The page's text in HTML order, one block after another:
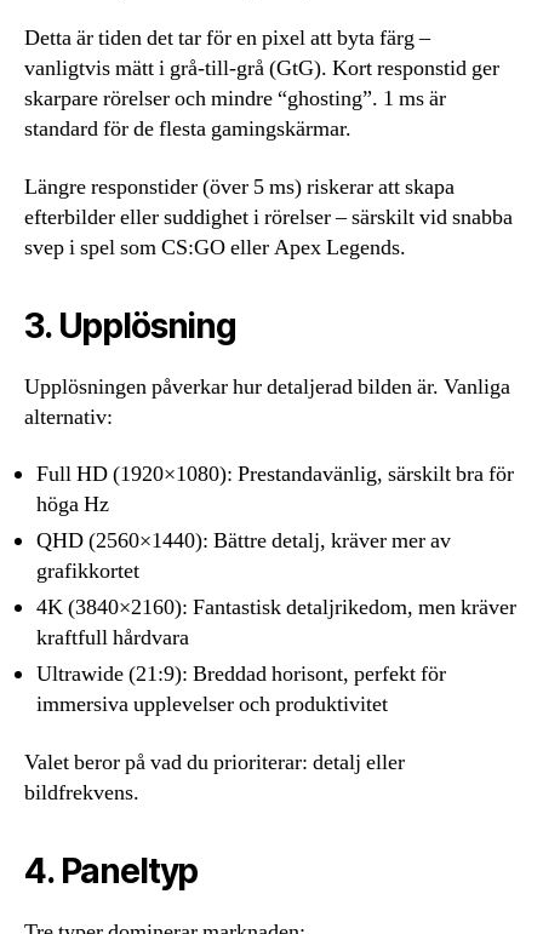
Detta är tiden det tar för en pixel att byta färg –
vanligtvis mätt i grå-till-grå (GtG). Kort responstid ger
skarpare rörelser och mindre “ghosting”. 1 ms är
standard för de flesta gamingskärmar.
Längre responstider (över 5 ms) riskerar att skapa
efterbilder eller suddighet i rörelser – särskilt vid snabba
svep i spel som CS:GO eller Apex Legends.
3. Upplösning
Upplösningen påverkar hur detaljerad bilden är. Vanliga
alternativ:
Full HD (1920×1080): Prestandavänlig, särskilt bra för
höga Hz
QHD (2560×1440): Bättre detalj, kräver mer av
grafikkortet
4K (3840×2160): Fantastisk detaljrikedom, men kräver
kraftfull hårdvara
Ultrawide (21:9): Breddad horisont, perfekt för
immersiva upplevelser och produktivitet
Valet beror på vad du prioriterar: detalj eller
bildfrekvens.
4. Paneltyp